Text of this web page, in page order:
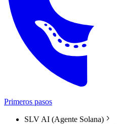
Primeros pasos
SLV AI (Agente Solana)